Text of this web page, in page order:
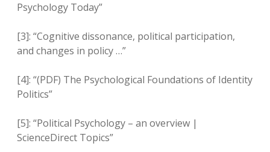
Psychology Today”
[3]: “Cognitive dissonance, political participation,
and changes in policy …”
[4]: “(PDF) The Psychological Foundations of Identity
Politics”
[5]: “Political Psychology – an overview |
ScienceDirect Topics”